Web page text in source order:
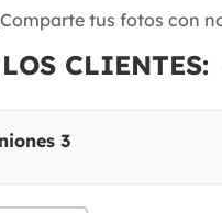
tus fotos con
CLIENTES:
3